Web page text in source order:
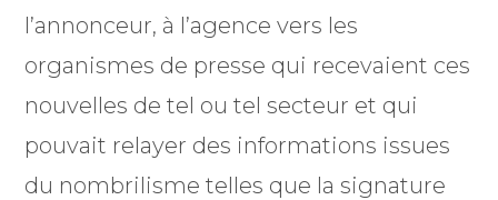
l’annonceur, à l’agence vers les
organismes de presse qui recevaient ces
nouvelles de tel ou tel secteur et qui
pouvait relayer des informations issues
du nombrilisme telles que la signature